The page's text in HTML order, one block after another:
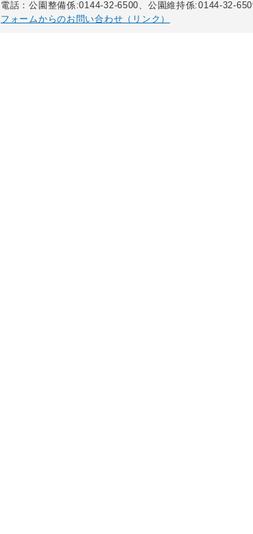
電話：公園整備係:0144-32-6500、公園維持係:0144-32-
フォームからのお問い合わせ（リンク）